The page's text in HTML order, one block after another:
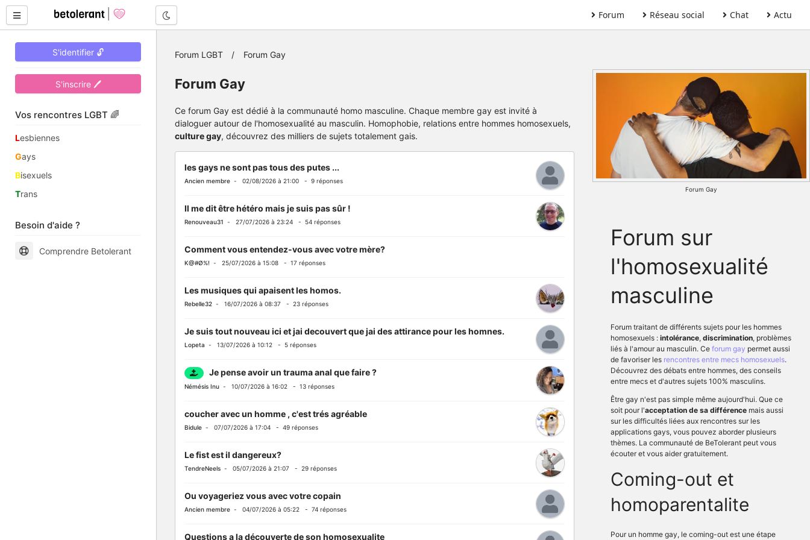
Forum Réseau social Chat Actu
S'identifier 🔓
S'inscrire 🖊
Vos rencontres LGBT 🌈
Lesbiennes
Gays
Bisexuels
Trans
Besoin d'aide ?
Comprendre Betolerant
Forum LGBT Forum Gay
Forum Gay
Ce forum Gay est dédié à la communauté homo masculine. Chaque membre gay est invité à
dialoguer autour de l'homosexualité au masculin. Homophobie, relations entre hommes homosexuels,
culture gay, découvrez des milliers de sujets totalement gais.
les gays ne sont pas tous des putes ...
Ancien membre - 02/08/2026 à 21:00 - 9 réponses
Il me dit être hétéro mais je suis pas sûr !
Renouveau31 - 27/07/2026 à 23:24 - 54 réponses
Comment vous entendez-vous avec votre mère?
K@#Ø%! - 25/07/2026 à 15:08 - 17 réponses
Les musiques qui apaisent les homos.
Rebelle32 - 16/07/2026 à 08:37 - 23 réponses
Je suis tout nouveau ici et jai decouvert que jai des attirance pour les homnes.
Lopeta - 13/07/2026 à 10:12 - 5 réponses
Je pense avoir un trauma anal que faire ?
Némésis Inu - 10/07/2026 à 16:02 - 13 réponses
coucher avec un homme , c'est trés agréable
Bidule - 07/07/2026 à 17:04 - 49 réponses
Le fist est il dangereux?
TendreNeels - 05/07/2026 à 21:07 - 29 réponses
Ou voyageriez vous avec votre copain
Ancien membre - 04/07/2026 à 05:22 - 74 réponses
Questions a la découverte de son homosexualite
Forum Gay
Forum sur
l'homosexualité
masculine
Forum traitant de différents sujets pour les hommes
homosexuels : intolérance, discrimination, problèmes
liés à l'amour au masculin. Ce forum gay permet aussi
de favoriser les rencontres entre mecs homosexuels.
Découvrez des débats entre hommes, des conseils
entre mecs et d'autres sujets 100% masculins.
Être gay n'est pas simple même aujourd'hui. Que ce
soit pour l'acceptation de sa différencemais aussi
sur les difficultés liées aux rencontres sur les
applications gays, vous pouvez aborder plusieurs
thèmes. La communauté de BeTolerant peut vous
écouter et vous aider gratuitement.
Coming-out et
homoparentalite
Pour un homme gay, le coming-out est une étape